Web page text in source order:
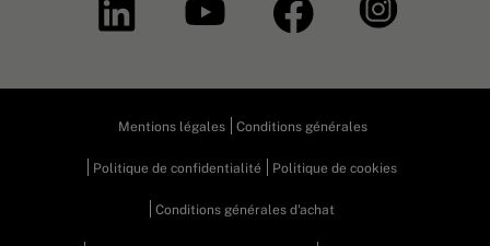
Mentions légales Conditions générales
Politique de confidentialité Politique de cookies
Conditions générales d'achat